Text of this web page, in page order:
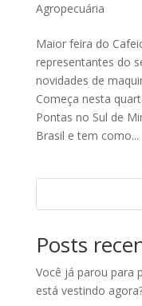
Agropecuária
Maior feira do
representantes do
novidades de
Começa nesta
Pontas no Sul de
Brasil e tem como...
Posts
Você já parou para
está vestindo